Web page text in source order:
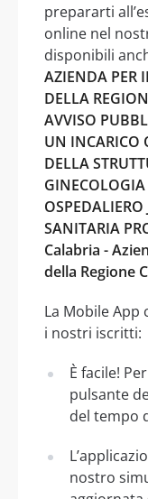
prepararti
online nel
disponibili
AZIENDA PER
DELLA
AVVISO
UN INCARICO
DELLA
GINECOLOGIA
SANITARIA
Calabria -
della Regione
La Mobile
i nostri iscritti:
È facile!
pulsante
del tempo
nostro